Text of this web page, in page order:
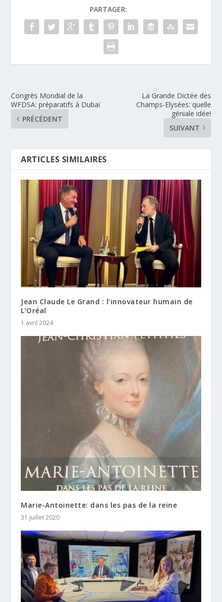
PARTAGER:
Congrès Mondial de la
WFDSA: préparatifs à Dubaï
PRÉCÉDENT
La Grande Dictée des
Champs-Elysées: quelle
géniale idée!
SUIVANT
ARTICLES SIMILAIRES
Jean Claude Le Grand : l’innovateur humain de
L’Oréal
1 avril 2024
Marie-Antoinette: dans les pas de la reine
31 juillet 2020